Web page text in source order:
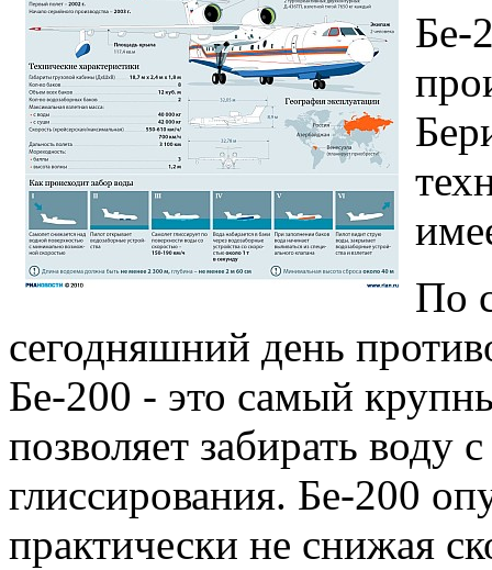
Бе-
По
сегодняшний день
Бе-200 - это самый
позволяет забирать воду
глиссирования. Бе-200
практически не снижая